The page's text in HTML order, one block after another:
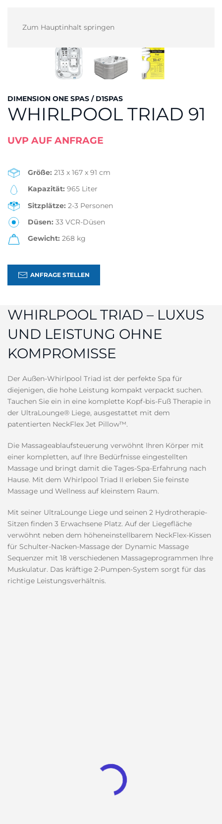
Zum Hauptinhalt springen
DIMENSION ONE SPAS / D1SPAS
WHIRLPOOL TRIAD 91
UVP AUF ANFRAGE
Größe: 213 x 167 x 91 cm
Kapazität: 965 Liter
Sitzplätze: 2-3 Personen
Düsen: 33 VCR-Düsen
Gewicht: 268 kg
ANFRAGE STELLEN
WHIRLPOOL TRIAD – LUXUS
UND LEISTUNG OHNE
KOMPROMISSE
Der Außen-Whirlpool Triad ist der perfekte Spa für
diejenigen, die hohe Leistung kompakt verpackt suchen.
Tauchen Sie ein in eine komplette Kopf-bis-Fuß Therapie in
der UltraLounge® Liege, ausgestattet mit dem
patentierten NeckFlex Jet Pillow™.
Die Massageablaufsteuerung verwöhnt Ihren Körper mit
einer kompletten, auf Ihre Bedürfnisse eingestellten
Massage und bringt damit die Tages-Spa-Erfahrung nach
Hause. Mit dem Whirlpool Triad II erleben Sie feinste
Massage und Wellness auf kleinstem Raum.
Mit seiner UltraLounge Liege und seinen 2 Hydrotherapie-
Sitzen finden 3 Erwachsene Platz. Auf der Liegefläche
verwöhnt neben dem höheneinstellbarem NeckFlex-Kissen
für Schulter-Nacken-Massage der Dynamic Massage
Sequenzer mit 18 verschiedenen Massageprogrammen Ihre
Muskulatur. Das kräftige 2-Pumpen-System sorgt für das
richtige Leistungsverhältnis.